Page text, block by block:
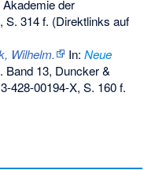
der
S. 314 f. (Direktlinks auf
Wilhelm. In: Neue
13, Duncker &
428-00194-X, S. 160 f.